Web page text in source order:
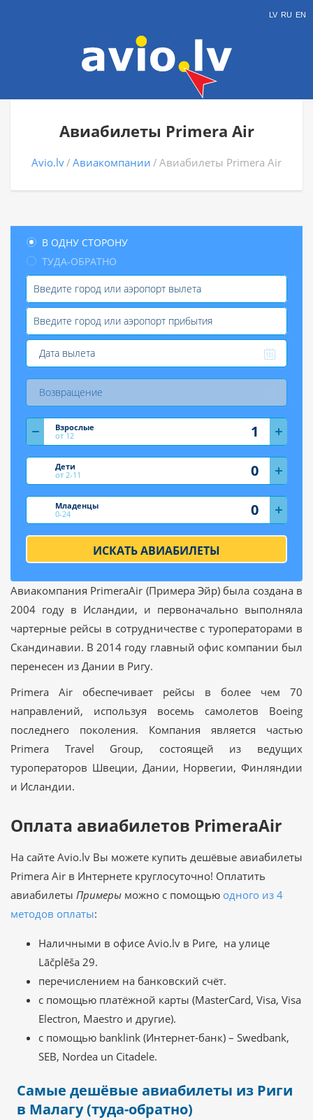
LV RU EN
Авиабилеты Primera Air
Avio.lv Авиакомпании Авиабилеты Primera Air
В ОДНУ СТОРОНУ
ТУДА-ОБРАТНО
Взрослые
от 12
Дети
от 2-11
Младенцы
0-24
ИСКАТЬ АВИАБИЛЕТЫ
Авиакомпания PrimeraAir (Примера Эйр) была создана в
2004 году в Исландии, и первоначально выполняла
чартерные рейсы в сотрудничестве с туроператорами в
Скандинавии. В 2014 году главный офис компании был
перенесен из Дании в Ригу.
Primera Air обеспечивает рейсы в более чем 70
направлений, используя восемь самолетов Boeing
последнего поколения. Компания является частью
Primera Travel Group, состоящей из ведущих
туроператоров Швеции, Дании, Норвегии, Финляндии
и Исландии.
Оплата авиабилетов PrimeraAir
На сайте Avio.lv Вы можете купить дешёвые авиабилеты
Primera Air в Интернете круглосуточно! Оплатить
авиабилеты Примеры можно с помощью одного из 4
методов оплаты:
Наличными в офисе Avio.lv в Риге, на улице
Lāčplēša 29.
перечислением на банковский счёт.
с помощью платёжной карты (MasterCard, Visa, Visa
Electron, Maestro и другие).
с помощью banklink (Интернет-банк) – Swedbank,
SEB, Nordea un Citadele.
Самые дешёвые авиабилеты из Риги
в Малагу (туда-обратно)